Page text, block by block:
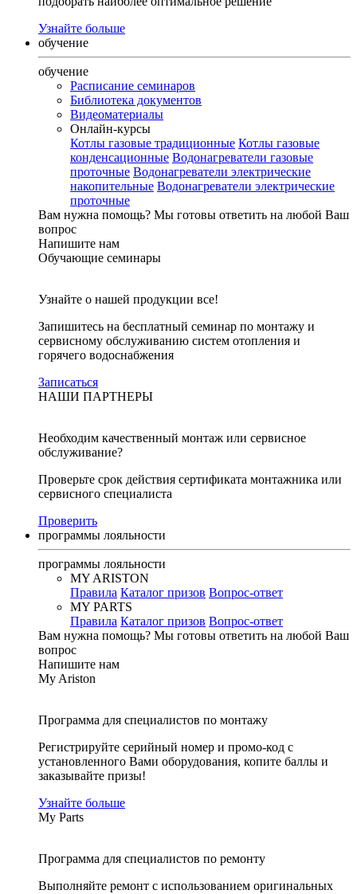
Узнайте больше
обучение
обучение
Расписание семинаров
Библиотека документов
Видеоматериалы
Онлайн-курсы
Котлы газовые традиционные Котлы газовые
конденсационные Водонагреватели газовые
проточные Водонагреватели электрические
накопительные Водонагреватели электрические
проточные
Вам нужна помощь? Мы готовы ответить на любой Ваш
вопрос
Напишите нам
Обучающие семинары
Узнайте о нашей продукции все!
Запишитесь на бесплатный семинар по монтажу и
сервисному обслуживанию систем отопления и
горячего водоснабжения
Записаться
НАШИ ПАРТНЕРЫ
Необходим качественный монтаж или сервисное
обслуживание?
Проверьте срок действия сертификата монтажника или
сервисного специалиста
Проверить
программы лояльности
программы лояльности
MY ARISTON
Правила Каталог призов Вопрос-ответ
MY PARTS
Правила Каталог призов Вопрос-ответ
Вам нужна помощь? Мы готовы ответить на любой Ваш
вопрос
Напишите нам
My Ariston
Программа для специалистов по монтажу
Регистрируйте серийный номер и промо-код с
установленного Вами оборудования, копите баллы и
заказывайте призы!
Узнайте больше
My Parts
Программа для специалистов по ремонту
Выполняйте ремонт с использованием оригинальных